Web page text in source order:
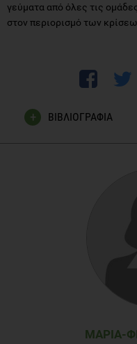
γεύματα από όλες τις
στον περιορισμό των
ΒΙΒΛΙΟΓΡΑΦΙΑ
Association between
factors: a population
ΜΑΡΊΑ-